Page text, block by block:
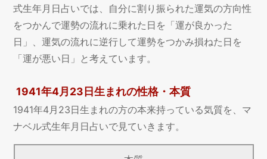
式生年月日占いでは、自分に割り振られた運気の方向性
をつかんで運勢の流れに乗れた日を「運が良かった
日」、運気の流れに逆行して運勢をつかみ損ねた日を
「運が悪い日」と考えています。
1941年4月23日生まれの性格・本質
1941年4月23日生まれの方の本来持っている気質を、マ
ナベル式生年月日占いで見ていきます。